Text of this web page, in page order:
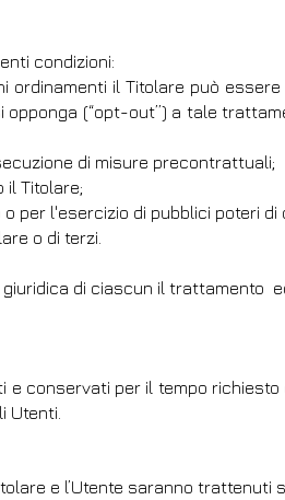
condizioni:
il Titolare può
(“opt-out”) a tale
di misure precontrattuali;
il Titolare;
per l'esercizio di pubblici poteri di
o di terzi.
di ciascun il
e conservati per il tempo
Utenti.
e l’Utente saranno trattenuti